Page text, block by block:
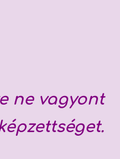
ne vagyont